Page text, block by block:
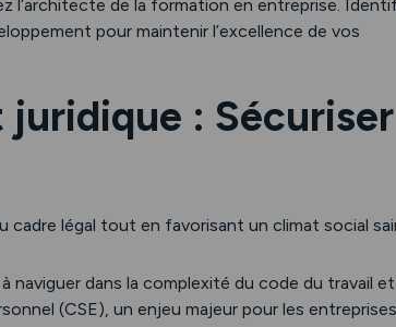
l’architecte de la formation en entreprise.
pour maintenir l’excellence de vos
: Sécuriser
légal tout en favorisant un climat social
naviguer dans la complexité du code du travail
(CSE), un enjeu majeur pour les